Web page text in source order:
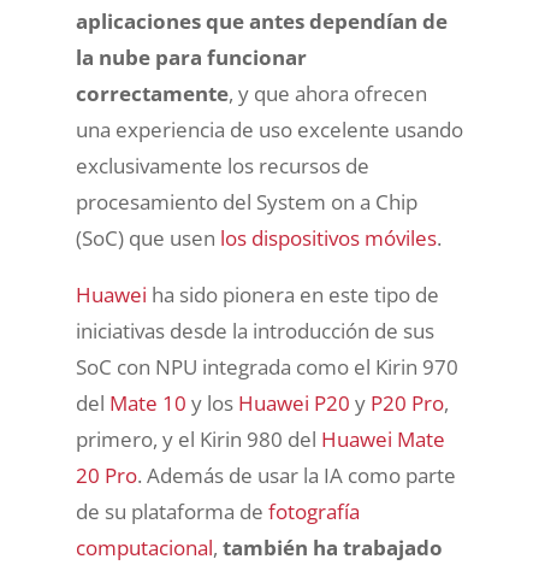
aplicaciones que antes dependían de
la nube para funcionar
correctamente, y que ahora ofrecen
una experiencia de uso excelente usando
exclusivamente los recursos de
procesamiento del System on a Chip
(SoC) que usen los dispositivos móviles.
Huawei ha sido pionera en este tipo de
iniciativas desde la introducción de sus
SoC con NPU integrada como el Kirin 970
del Mate 10 y los Huawei P20 y P20 Pro,
primero, y el Kirin 980 del Huawei Mate
20 Pro. Además de usar la IA como parte
de su plataforma de fotografía
computacional, también ha trabajado